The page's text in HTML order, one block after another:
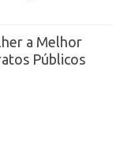
a Melhor
Públicos